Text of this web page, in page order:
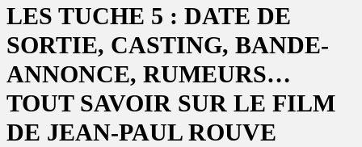
LES TUCHE 5 : DATE DE
SORTIE, CASTING, BANDE-
ANNONCE, RUMEURS…
TOUT SAVOIR SUR LE FILM
DE JEAN-PAUL ROUVE